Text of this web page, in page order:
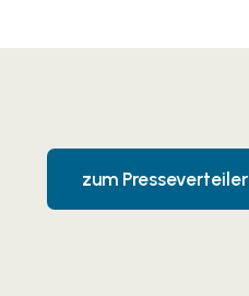
zum Presseverteiler